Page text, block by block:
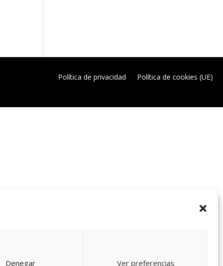
Denegar Ver preferencias
Política de privacidad Política de cookies (UE)